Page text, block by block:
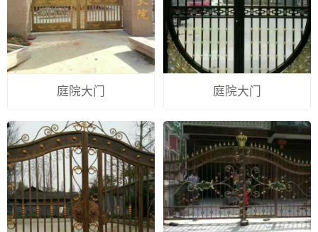
庭院大门 庭院大门